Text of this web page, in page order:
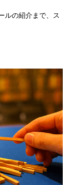
ルの紹介まで、ス